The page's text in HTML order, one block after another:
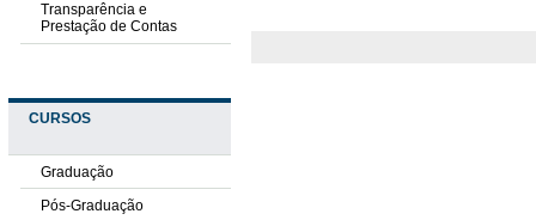
Transparência e
Prestação de Contas
CURSOS
Graduação
Pós-Graduação